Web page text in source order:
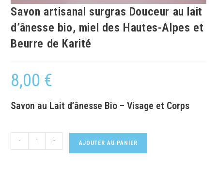
Savon artisanal surgras Douceur au lait
d’ânesse bio, miel des Hautes-Alpes et
Beurre de Karité
8,00 €
Savon au Lait d’ânesse Bio – Visage et Corps
- + AJOUTER AU PANIER